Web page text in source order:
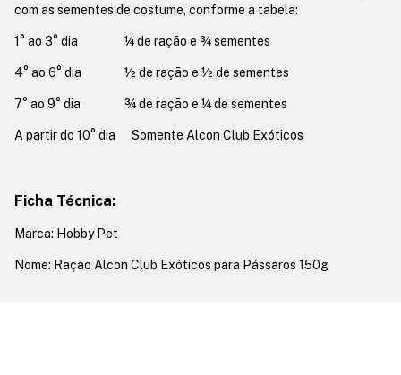
com as sementes de costume, conforme a tabela:
1° ao 3° dia ¼ de ração e ¾ sementes
4° ao 6° dia ½ de ração e ½ de sementes
7° ao 9° dia ¾ de ração e ¼ de sementes
A partir do 10° dia Somente Alcon Club Exóticos
Ficha Técnica:
Marca: Hobby Pet
Nome: Ração Alcon Club Exóticos para Pássaros 150g